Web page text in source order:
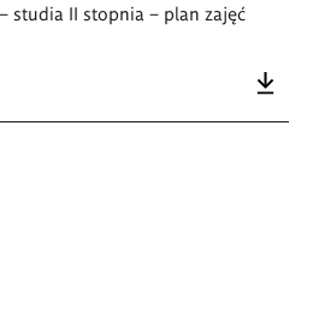
studia II stopnia – plan zajęć